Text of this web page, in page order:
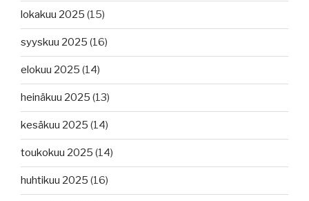
lokakuu 2025 (15)
syyskuu 2025 (16)
elokuu 2025 (14)
heinäkuu 2025 (13)
kesäkuu 2025 (14)
toukokuu 2025 (14)
huhtikuu 2025 (16)